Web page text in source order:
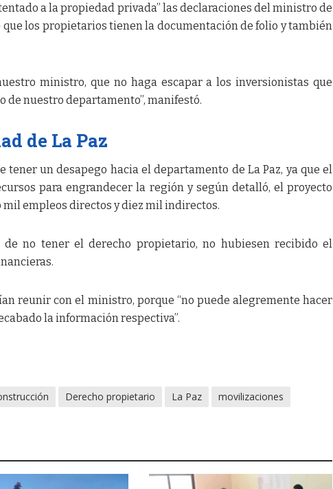
a la propiedad privada” las declaraciones del ministro de
que los propietarios tienen la documentación de folio y también
ministro, que no haga escapar a los inversionistas que
nuestro departamento”, manifestó.
de La Paz
tener un desapego hacia el departamento de La Paz, ya que el
para engrandecer la región y según detalló, el proyecto
empleos directos y diez mil indirectos.
de no tener el derecho propietario, no hubiesen recibido el
reunir con el ministro, porque “no puede alegremente hacer
la información respectiva”.
Derecho propietario La Paz movilizaciones